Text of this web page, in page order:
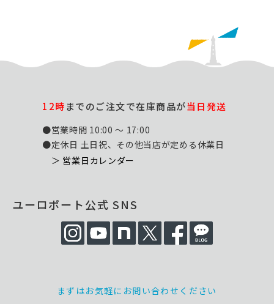
12時までのご注文で在庫商品が当日発送
●営業時間 10:00 ～ 17:00
●定休日 土日祝、その他当店が定める休業日
＞ 営業日カレンダー
ユーロポート公式 SNS
まずはお気軽にお問い合わせください